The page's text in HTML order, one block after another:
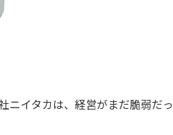
ニイタカは、経営がまだ脆弱だっ